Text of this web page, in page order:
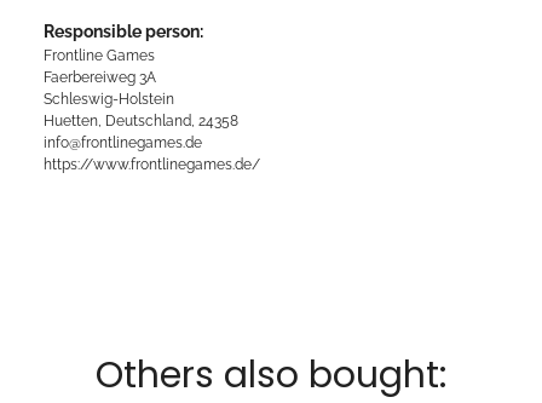
Responsible person:
Frontline Games
Faerbereiweg 3A
Schleswig-Holstein
Huetten, Deutschland, 24358
info@frontlinegames.de
https://www.frontlinegames.de/
Others also bought: